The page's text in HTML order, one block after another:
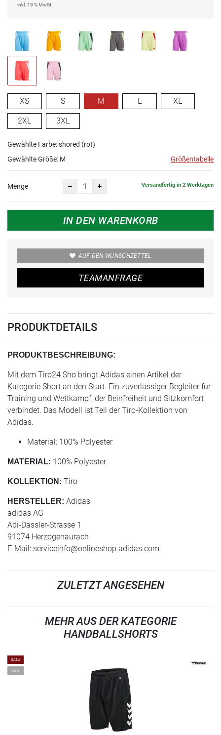
inkl. 19 % MwSt.
XS S M L XL
2XL 3XL
Gewählte Farbe: shored (rot)
Gewählte Größe: M Größentabelle
Menge Versandfertig in 2 Werktagen
IN DEN WARENKORB
AUF DEN WUNSCHZETTEL
TEAMANFRAGE
PRODUKTDETAILS
PRODUKTBESCHREIBUNG:
Mit dem Tiro24 Sho bringt Adidas einen Artikel der
Kategorie Short an den Start. Ein zuverlässiger Begleiter für
Training und Wettkampf, der Beinfreiheit und Sitzkomfort
verbindet. Das Modell ist Teil der Tiro-Kollektion von
Adidas.
Material: 100% Polyester
MATERIAL: 100% Polyester
KOLLEKTION: Tiro
HERSTELLER: Adidas
adidas AG
Adi-Dassler-Strasse 1
91074 Herzogenaurach
E-Mail: serviceinfo@onlineshop.adidas.com
ZULETZT ANGESEHEN
MEHR AUS DER KATEGORIE
HANDBALLSHORTS
SALE
-60%